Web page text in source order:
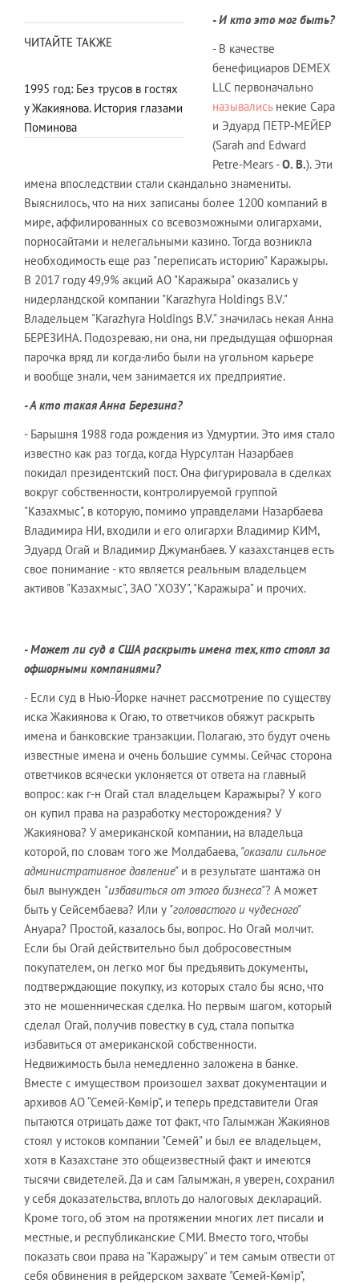
ЧИТАЙТЕ ТАКЖЕ
1995 год: Без трусов в гостях
у Жакиянова. История глазами
Поминова
- И кто это мог быть?
- В качестве
бенефициаров DEMEX
LLC первоначально
называлисьнекие Сара
и Эдуард ПЕТР-МЕЙЕР
(Sarah and Edward
Petre-Mears -О. В.). Эти
имена впоследствии стали скандально знамениты.
Выяснилось, что на них записаны более 1200 компаний в
мире, аффилированных со всевозможными олигархами,
порносайтами и нелегальными казино. Тогда возникла
необходимость еще раз "переписать историю" Каражыры.
В 2017 году 49,9% акций АО "Каражыра" оказались у
нидерландской компании "Karazhyra Holdings B.V."
Владельцем "Karazhyra Holdings B.V." значилась некая Анна
БЕРЕЗИНА. Подозреваю, ни она, ни предыдущая офшорная
парочка вряд ли когда-либо были на угольном карьере
и вообще знали, чем занимается их предприятие.
- А кто такая Анна Березина?
- Барышня 1988 года рождения из Удмуртии. Это имя стало
известно как раз тогда, когда Нурсултан Назарбаев
покидал президентский пост. Она фигурировала в сделках
вокруг собственности, контролируемой группой
"Казахмыс", в которую, помимо управделами Назарбаева
Владимира НИ, входили и его олигархи Владимир КИМ,
Эдуард Огай и Владимир Джуманбаев. У казахстанцев есть
свое понимание - кто является реальным владельцем
активов "Казахмыс", ЗАО "ХОЗУ", "Каражыра" и прочих.
- Может ли суд в США раскрыть имена тех, кто стоял за
офшорными компаниями?
- Если суд в Нью-Йорке начнет рассмотрение по существу
иска Жакиянова к Огаю, то ответчиков обяжут раскрыть
имена и банковские транзакции. Полагаю, это будут очень
известные имена и очень большие суммы. Сейчас сторона
ответчиков всячески уклоняется от ответа на главный
вопрос: как г-н Огай стал владельцем Каражыры? У кого
он купил права на разработку месторождения? У
Жакиянова? У американской компании, на владельца
которой, по словам того же Молдабаева, "оказали сильное
административное давление" и в результате шантажа он
был вынужден "избавиться от этого бизнеса"? А может
быть у Сейсембаева? Или у "головастого и чудесного"
Ануара? Простой, казалось бы, вопрос. Но Огай молчит.
Если бы Огай действительно был добросовестным
покупателем, он легко мог бы предъявить документы,
подтверждающие покупку, из которых стало бы ясно, что
это не мошенническая сделка. Но первым шагом, который
сделал Огай, получив повестку в суд, стала попытка
избавиться от американской собственности.
Недвижимость была немедленно заложена в банке.
Вместе с имуществом произошел захват документации и
архивов АО “Семей-Көмір”, и теперь представители Огая
пытаются отрицать даже тот факт, что Галымжан Жакиянов
стоял у истоков компании "Семей" и был ее владельцем,
хотя в Казахстане это общеизвестный факт и имеются
тысячи свидетелей. Да и сам Галымжан, я уверен, сохранил
у себя доказательства, вплоть до налоговых деклараций.
Кроме того, об этом на протяжении многих лет писали и
местные, и республиканские СМИ. Вместо того, чтобы
показать свои права на "Каражыру" и тем самым отвести от
себя обвинения в рейдерском захвате "Семей-Көмір",